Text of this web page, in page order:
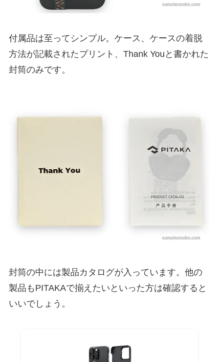
付属品は至ってシンプル。ケース、ケースの着脱
方法が記載されたプリント、Thank Youと書かれた
封筒のみです。
封筒の中には製品カタログが入っています。他の
製品もPITAKAで揃えたいといった方は確認すると
いいでしょう。